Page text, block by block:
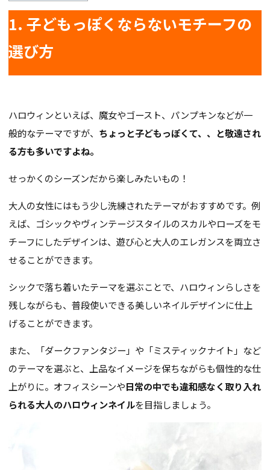
1. 子どもっぽくならないモチーフの
選び方
ハロウィンといえば、魔女やゴースト、パンプキンなどが一
般的なテーマですが、 ちょっと子どもっぽくて、、と敬遠され
る方も多いですよね。
せっかくのシーズンだから楽しみたいもの！
大人の女性にはもう少し洗練されたテーマがおすすめです。例
えば、ゴシックやヴィンテージスタイルのスカルやローズをモ
チーフにしたデザインは、遊び心と大人のエレガンスを両立さ
せることができます。
シックで落ち着いたテーマを選ぶことで、ハロウィンらしさを
残しながらも、普段使いできる美しいネイルデザインに仕上
げることができます。
また、「ダークファンタジー」や「ミスティックナイト」など
のテーマを選ぶと、上品なイメージを保ちながらも個性的な仕
上がりに。オフィスシーンや日常の中でも違和感なく取り入れ
られる大人のハロウィンネイルを目指しましょう。